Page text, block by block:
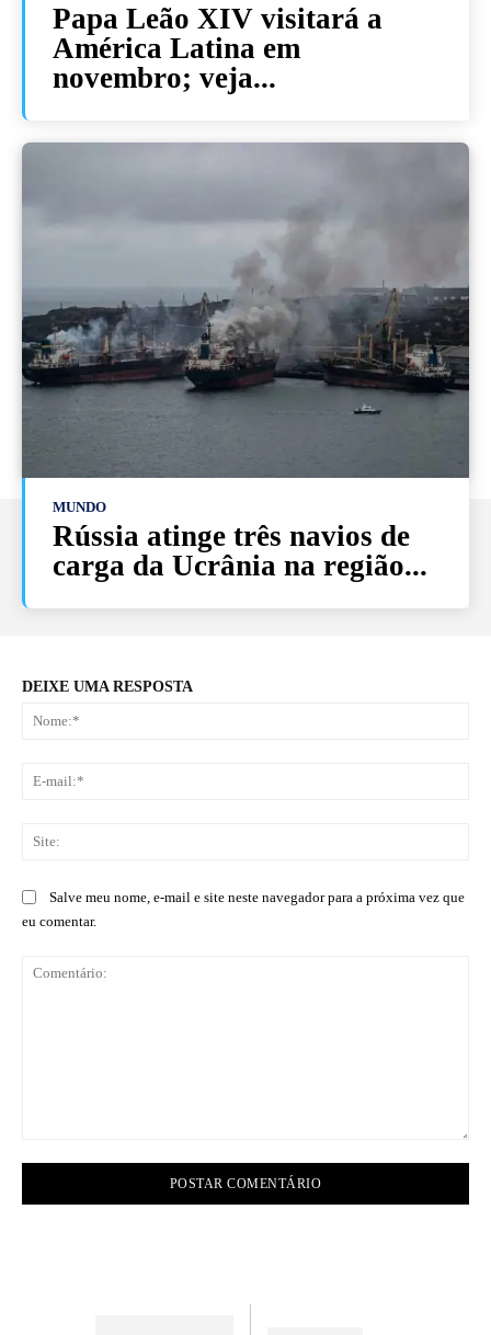
Papa Leão XIV visitará a
América Latina em
novembro; veja...
MUNDO
Rússia atinge três navios de
carga da Ucrânia na região...
DEIXE UMA RESPOSTA
Salve meu nome, e-mail e site neste navegador para a próxima vez que
eu comentar.